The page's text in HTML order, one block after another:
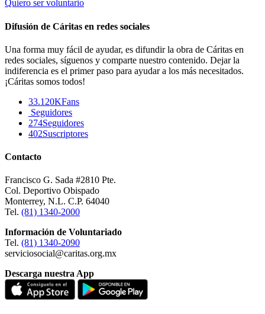
Quiero ser voluntario
Difusión de Cáritas en redes sociales
Una forma muy fácil de ayudar, es difundir la obra de Cáritas en
redes sociales, síguenos y comparte nuestro contenido. Dejar la
indiferencia es el primer paso para ayudar a los más necesitados.
¡Cáritas somos todos!
33.120KFans
Seguidores
274Seguidores
402Suscriptores
Contacto
Francisco G. Sada #2810 Pte.
Col. Deportivo Obispado
Monterrey, N.L. C.P. 64040
Tel. (81) 1340-2000
Información de Voluntariado
Tel. (81) 1340-2090
serviciosocial@caritas.org.mx
Descarga nuestra App